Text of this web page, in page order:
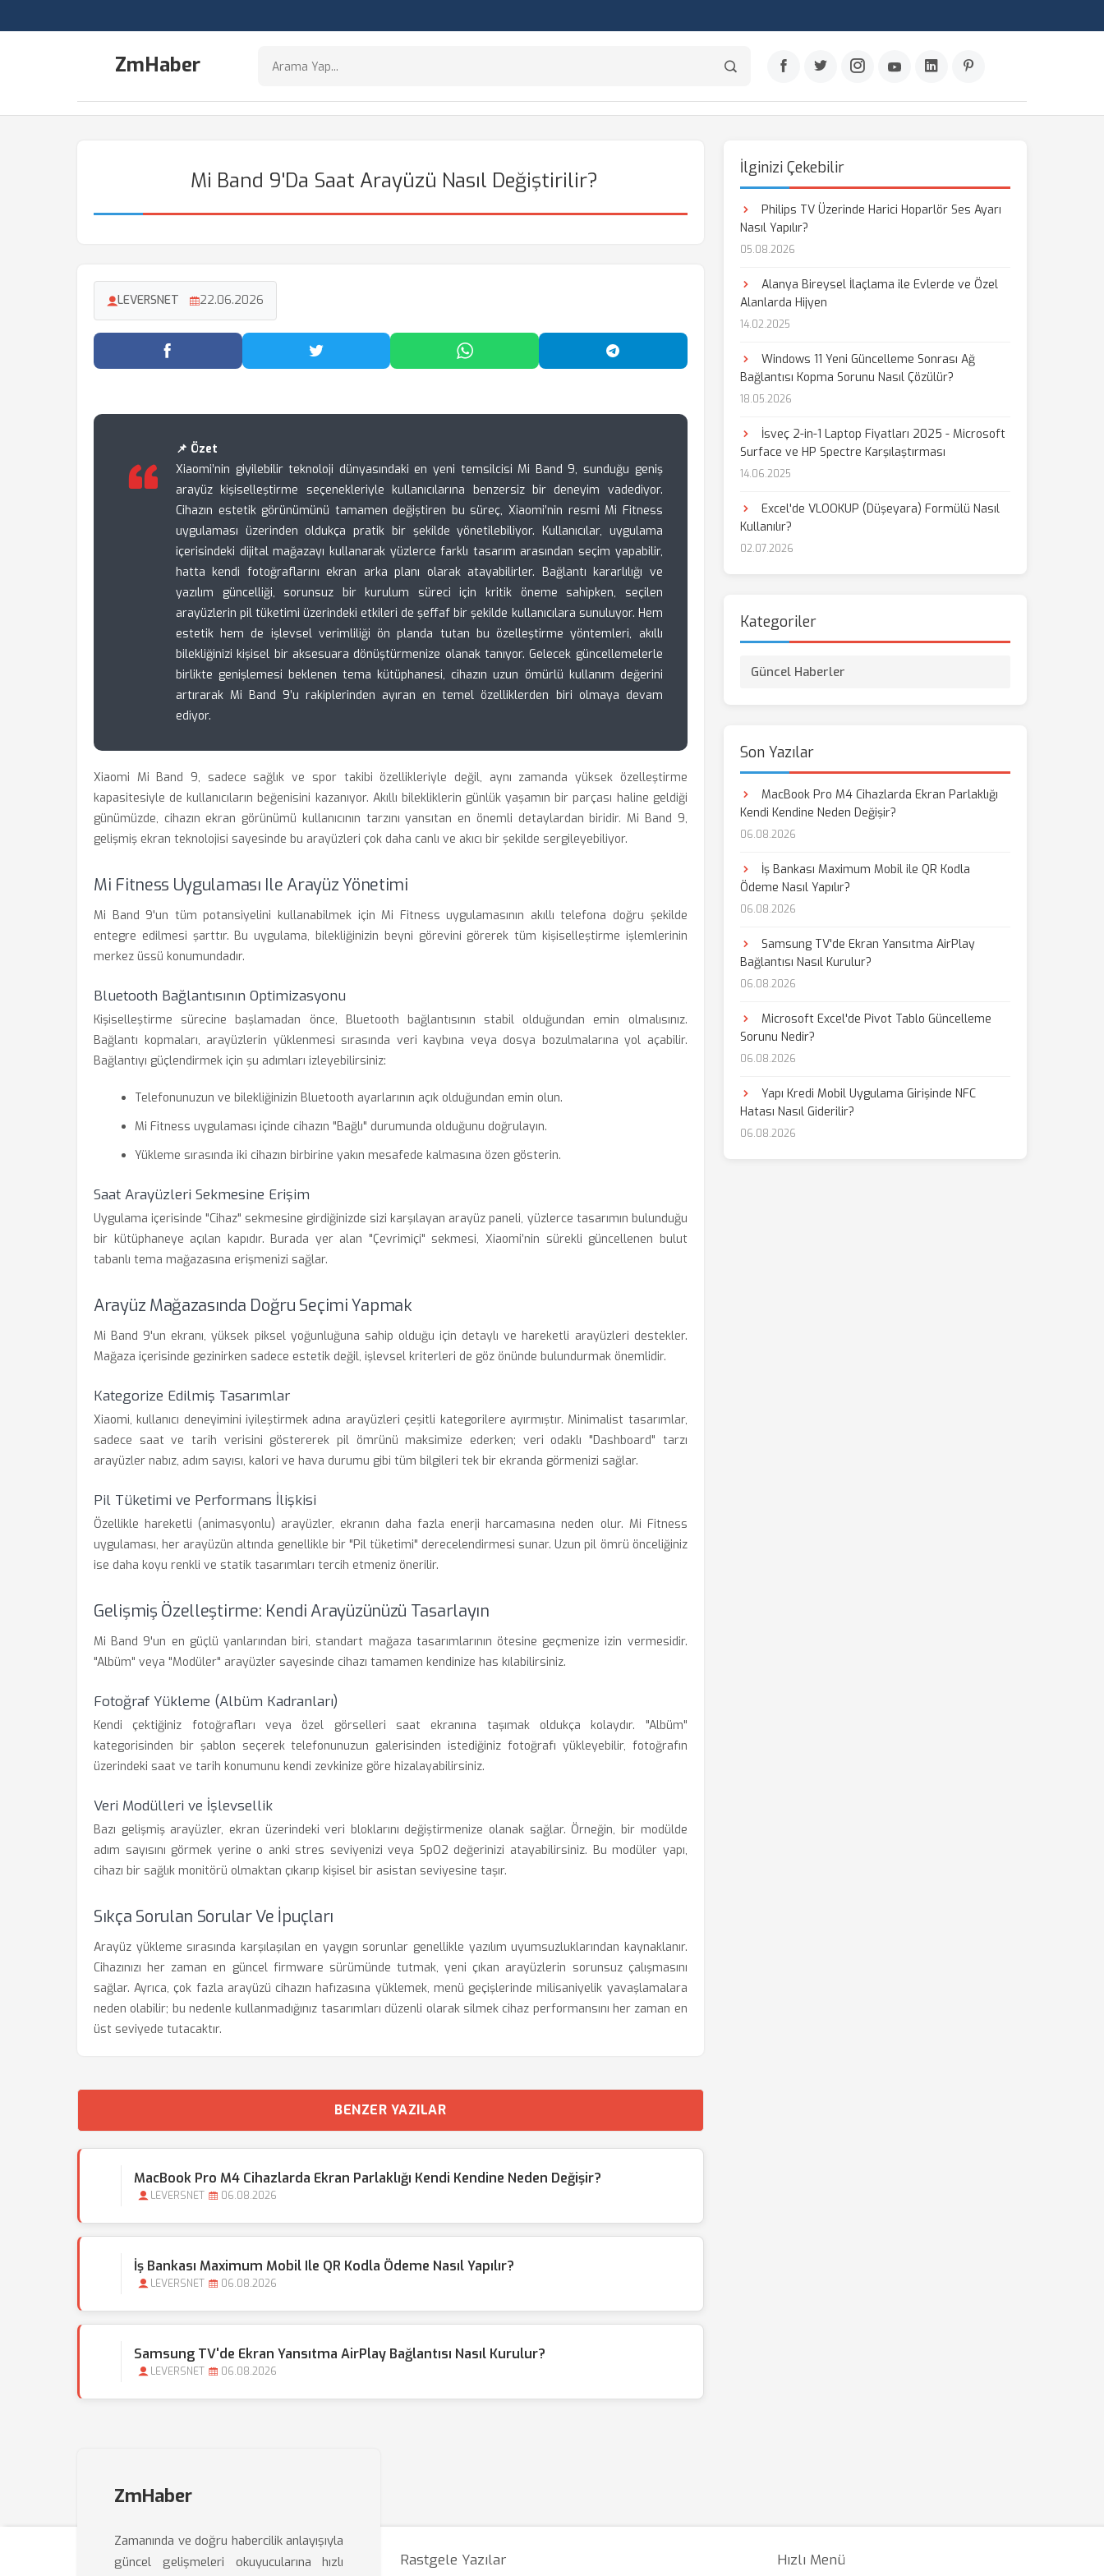
ZmHaber
Mi Band 9'da Saat Arayüzü Nasıl Değiştirilir?
LEVERSNET 22.06.2026
Facebook'ta Paylaş Twitter'da Paylaş WhatsApp'ta Paylaş Telegram'da Paylaş
📌 Özet
Xiaomi’nin giyilebilir teknoloji dünyasındaki en yeni temsilcisi Mi Band 9, sunduğu geniş
arayüz kişiselleştirme seçenekleriyle kullanıcılarına benzersiz bir deneyim vadediyor.
Cihazın estetik görünümünü tamamen değiştiren bu süreç, Xiaomi’nin resmi Mi Fitness
uygulaması üzerinden oldukça pratik bir şekilde yönetilebiliyor. Kullanıcılar, uygulama
içerisindeki dijital mağazayı kullanarak yüzlerce farklı tasarım arasından seçim yapabilir,
hatta kendi fotoğraflarını ekran arka planı olarak atayabilirler. Bağlantı kararlılığı ve
yazılım güncelliği, sorunsuz bir kurulum süreci için kritik öneme sahipken, seçilen
arayüzlerin pil tüketimi üzerindeki etkileri de şeffaf bir şekilde kullanıcılara sunuluyor. Hem
estetik hem de işlevsel verimliliği ön planda tutan bu özelleştirme yöntemleri, akıllı
bilekliğinizi kişisel bir aksesuara dönüştürmenize olanak tanıyor. Gelecek güncellemelerle
birlikte genişlemesi beklenen tema kütüphanesi, cihazın uzun ömürlü kullanım değerini
artırarak Mi Band 9’u rakiplerinden ayıran en temel özelliklerden biri olmaya devam
ediyor.
Xiaomi Mi Band 9, sadece sağlık ve spor takibi özellikleriyle değil, aynı zamanda yüksek özelleştirme
kapasitesiyle de kullanıcıların beğenisini kazanıyor. Akıllı bilekliklerin günlük yaşamın bir parçası haline geldiği
günümüzde, cihazın ekran görünümü kullanıcının tarzını yansıtan en önemli detaylardan biridir. Mi Band 9,
gelişmiş ekran teknolojisi sayesinde bu arayüzleri çok daha canlı ve akıcı bir şekilde sergileyebiliyor.
Mi Fitness Uygulaması Ile Arayüz Yönetimi
Mi Band 9'un tüm potansiyelini kullanabilmek için Mi Fitness uygulamasının akıllı telefona doğru şekilde
entegre edilmesi şarttır. Bu uygulama, bilekliğinizin beyni görevini görerek tüm kişiselleştirme işlemlerinin
merkez üssü konumundadır.
Bluetooth Bağlantısının Optimizasyonu
Kişiselleştirme sürecine başlamadan önce, Bluetooth bağlantısının stabil olduğundan emin olmalısınız.
Bağlantı kopmaları, arayüzlerin yüklenmesi sırasında veri kaybına veya dosya bozulmalarına yol açabilir.
Bağlantıyı güçlendirmek için şu adımları izleyebilirsiniz:
Telefonunuzun ve bilekliğinizin Bluetooth ayarlarının açık olduğundan emin olun.
Mi Fitness uygulaması içinde cihazın "Bağlı" durumunda olduğunu doğrulayın.
Yükleme sırasında iki cihazın birbirine yakın mesafede kalmasına özen gösterin.
Saat Arayüzleri Sekmesine Erişim
Uygulama içerisinde "Cihaz" sekmesine girdiğinizde sizi karşılayan arayüz paneli, yüzlerce tasarımın bulunduğu
bir kütüphaneye açılan kapıdır. Burada yer alan "Çevrimiçi" sekmesi, Xiaomi’nin sürekli güncellenen bulut
tabanlı tema mağazasına erişmenizi sağlar.
Arayüz Mağazasında Doğru Seçimi Yapmak
Mi Band 9'un ekranı, yüksek piksel yoğunluğuna sahip olduğu için detaylı ve hareketli arayüzleri destekler.
Mağaza içerisinde gezinirken sadece estetik değil, işlevsel kriterleri de göz önünde bulundurmak önemlidir.
Kategorize Edilmiş Tasarımlar
Xiaomi, kullanıcı deneyimini iyileştirmek adına arayüzleri çeşitli kategorilere ayırmıştır. Minimalist tasarımlar,
sadece saat ve tarih verisini göstererek pil ömrünü maksimize ederken; veri odaklı "Dashboard" tarzı
arayüzler nabız, adım sayısı, kalori ve hava durumu gibi tüm bilgileri tek bir ekranda görmenizi sağlar.
Pil Tüketimi ve Performans İlişkisi
Özellikle hareketli (animasyonlu) arayüzler, ekranın daha fazla enerji harcamasına neden olur. Mi Fitness
uygulaması, her arayüzün altında genellikle bir "Pil tüketimi" derecelendirmesi sunar. Uzun pil ömrü önceliğiniz
ise daha koyu renkli ve statik tasarımları tercih etmeniz önerilir.
Gelişmiş Özelleştirme: Kendi Arayüzünüzü Tasarlayın
Mi Band 9'un en güçlü yanlarından biri, standart mağaza tasarımlarının ötesine geçmenize izin vermesidir.
"Albüm" veya "Modüler" arayüzler sayesinde cihazı tamamen kendinize has kılabilirsiniz.
Fotoğraf Yükleme (Albüm Kadranları)
Kendi çektiğiniz fotoğrafları veya özel görselleri saat ekranına taşımak oldukça kolaydır. "Albüm"
kategorisinden bir şablon seçerek telefonunuzun galerisinden istediğiniz fotoğrafı yükleyebilir, fotoğrafın
üzerindeki saat ve tarih konumunu kendi zevkinize göre hizalayabilirsiniz.
Veri Modülleri ve İşlevsellik
Bazı gelişmiş arayüzler, ekran üzerindeki veri bloklarını değiştirmenize olanak sağlar. Örneğin, bir modülde
adım sayısını görmek yerine o anki stres seviyenizi veya SpO2 değerinizi atayabilirsiniz. Bu modüler yapı,
cihazı bir sağlık monitörü olmaktan çıkarıp kişisel bir asistan seviyesine taşır.
Sıkça Sorulan Sorular Ve İpuçları
Arayüz yükleme sırasında karşılaşılan en yaygın sorunlar genellikle yazılım uyumsuzluklarından kaynaklanır.
Cihazınızı her zaman en güncel firmware sürümünde tutmak, yeni çıkan arayüzlerin sorunsuz çalışmasını
sağlar. Ayrıca, çok fazla arayüzü cihazın hafızasına yüklemek, menü geçişlerinde milisaniyelik yavaşlamalara
neden olabilir; bu nedenle kullanmadığınız tasarımları düzenli olarak silmek cihaz performansını her zaman en
üst seviyede tutacaktır.
BENZER YAZILAR
MacBook Pro M4 Cihazlarda Ekran Parlaklığı Kendi Kendine Neden Değişir?
LEVERSNET 06.08.2026
İş Bankası Maximum Mobil Ile QR Kodla Ödeme Nasıl Yapılır?
LEVERSNET 06.08.2026
Samsung TV'de Ekran Yansıtma AirPlay Bağlantısı Nasıl Kurulur?
LEVERSNET 06.08.2026
İlginizi Çekebilir
Philips TV Üzerinde Harici Hoparlör Ses Ayarı
Nasıl Yapılır?
05.08.2026
Alanya Bireysel İlaçlama ile Evlerde ve Özel
Alanlarda Hijyen
14.02.2025
Windows 11 Yeni Güncelleme Sonrası Ağ
Bağlantısı Kopma Sorunu Nasıl Çözülür?
18.05.2026
İsveç 2-in-1 Laptop Fiyatları 2025 - Microsoft
Surface ve HP Spectre Karşılaştırması
14.06.2025
Excel'de VLOOKUP (Düşeyara) Formülü Nasıl
Kullanılır?
02.07.2026
Kategoriler
Güncel Haberler
Son Yazılar
MacBook Pro M4 Cihazlarda Ekran Parlaklığı
Kendi Kendine Neden Değişir?
06.08.2026
İş Bankası Maximum Mobil ile QR Kodla
Ödeme Nasıl Yapılır?
06.08.2026
Samsung TV'de Ekran Yansıtma AirPlay
Bağlantısı Nasıl Kurulur?
06.08.2026
Microsoft Excel'de Pivot Tablo Güncelleme
Sorunu Nedir?
06.08.2026
Yapı Kredi Mobil Uygulama Girişinde NFC
Hatası Nasıl Giderilir?
06.08.2026
ZmHaber
Zamanında ve doğru habercilik anlayışıyla
güncel gelişmeleri okuyucularına hızlı
Rastgele Yazılar Hızlı Menü